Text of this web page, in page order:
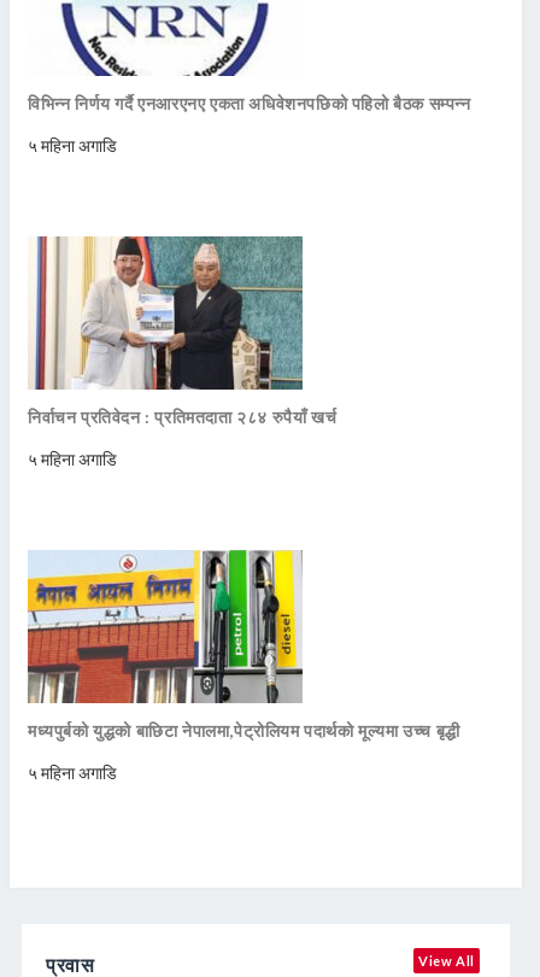
विभिन्न निर्णय गर्दै एनआरएनए एकता अधिवेशनपछिको पहिलो बैठक सम्पन्न
५ महिना अगाडि
निर्वाचन प्रतिवेदन : प्रतिमतदाता २८४ रुपैयाँ खर्च
५ महिना अगाडि
मध्यपुर्बको युद्धको बाछिटा नेपालमा,पेट्रोलियम पदार्थको मूल्यमा उच्च बृद्धी
५ महिना अगाडि
प्रवास View All